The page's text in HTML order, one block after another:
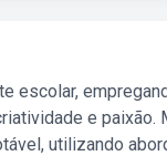
escolar,
e paixão.
utilizando